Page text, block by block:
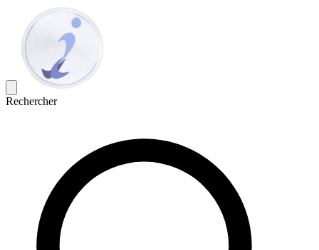
Rechercher